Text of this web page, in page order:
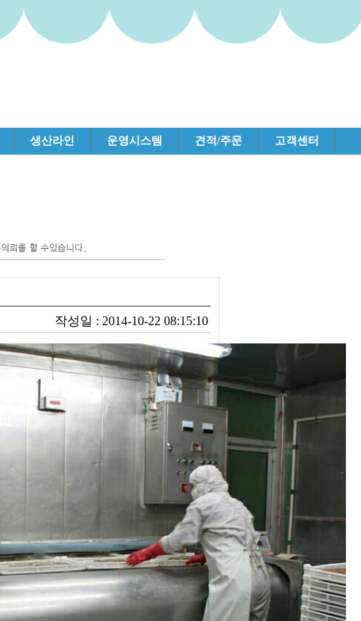
생산라인 운영시스템 견적/주문 고객센터
작성일 : 2014-10-22 08:15:10